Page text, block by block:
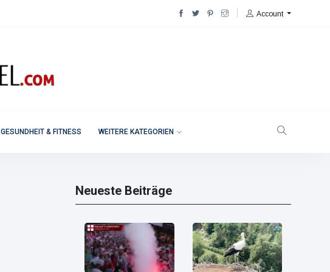
Account
GESUNDHEIT & FITNESS WEITERE KATEGORIEN
Neueste Beiträge